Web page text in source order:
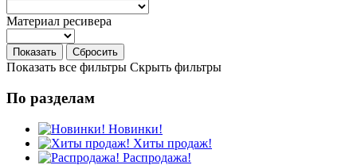
Материал ресивера
Показать Сбросить
Показать все фильтры Скрыть фильтры
По разделам
Новинки!
Хиты продаж!
Распродажа!